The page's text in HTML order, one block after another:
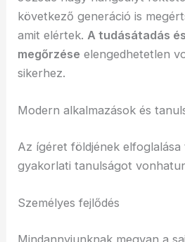
következő generáció is
amit elértek.A tudásátadás
megőrzése elengedhetetlen
sikerhez.
Modern alkalmazások és
Az ígéret földjének
gyakorlati tanulságot
Személyes fejlődés
Mindannyiunknak megvan a